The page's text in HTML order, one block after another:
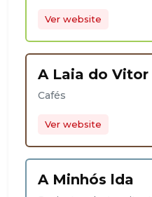
Ver website
A Laia do Vitor
Cafés
Ver website
A Minhós lda